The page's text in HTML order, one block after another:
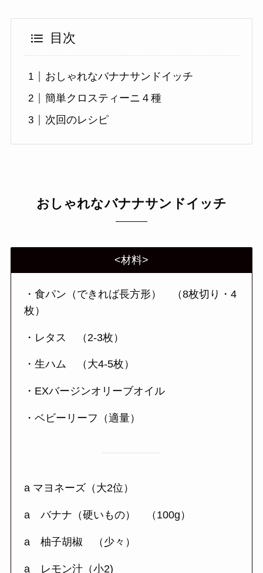
目次
おしゃれなバナナサンドイッチ
簡単クロスティーニ４種
次回のレシピ
おしゃれなバナナサンドイッチ
<材料>
・食パン（できれば長方形） （8枚切り・4
枚）
・レタス （2-3枚）
・生ハム （大4-5枚）
・EXバージンオリーブオイル
・ベビーリーフ（適量）
a マヨネーズ（大2位）
a バナナ（硬いもの） （100g）
a 柚子胡椒 （少々）
a レモン汁（小2)